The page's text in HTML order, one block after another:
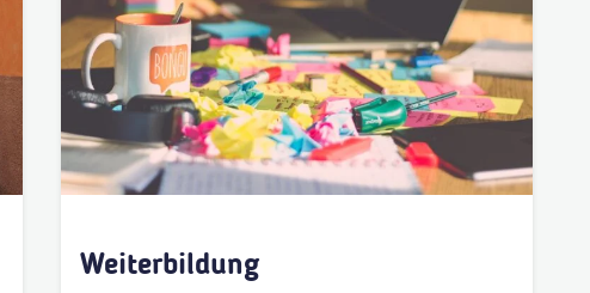
Weiterbildung